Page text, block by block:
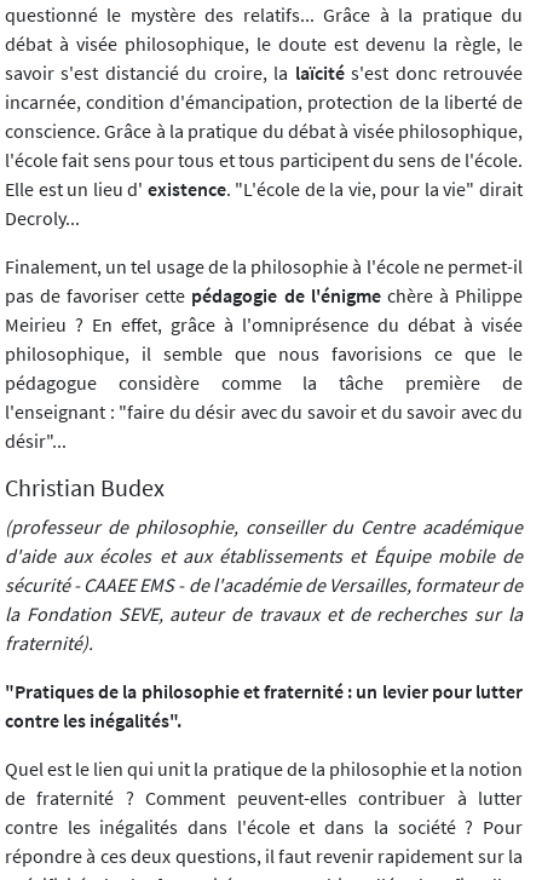
questionné le mystère des relatifs... Grâce à la pratique du
débat à visée philosophique, le doute est devenu la règle, le
savoir s'est distancié du croire, la laïcités'est donc retrouvée
incarnée, condition d'émancipation, protection de la liberté de
conscience. Grâce à la pratique du débat à visée philosophique,
l'école fait sens pour tous et tous participent du sens de l'école.
Elle est un lieu d' existence. "L'école de la vie, pour la vie" dirait
Decroly...
Finalement, un tel usage de la philosophie à l'école ne permet-il
pas de favoriser cette pédagogie de l'énigmechère à Philippe
Meirieu ? En effet, grâce à l'omniprésence du débat à visée
philosophique, il semble que nous favorisions ce que le
pédagogue considère comme la tâche première de
l'enseignant : "faire du désir avec du savoir et du savoir avec du
désir"...
Christian Budex
(professeur de philosophie, conseiller du Centre académique
d'aide aux écoles et aux établissements et Équipe mobile de
sécurité - CAAEE EMS - de l'académie de Versailles, formateur de
la Fondation SEVE, auteur de travaux et de recherches sur la
fraternité).
"Pratiques de la philosophie et fraternité : un levier pour lutter
contre les inégalités".
Quel est le lien qui unit la pratique de la philosophie et la notion
de fraternité ? Comment peuvent-elles contribuer à lutter
contre les inégalités dans l'école et dans la société ? Pour
répondre à ces deux questions, il faut revenir rapidement sur la